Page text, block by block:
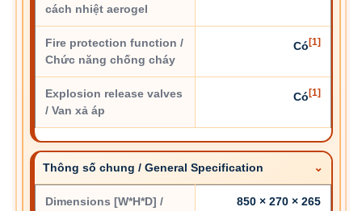
cách nhiệt aerogel
Fire protection function /
Chức năng chống cháy
Có [1]
Explosion release valves
/ Van xả áp
Có [1]
Thông số chung / General Specification
Dimensions [W*H*D] /
850 × 270 × 265